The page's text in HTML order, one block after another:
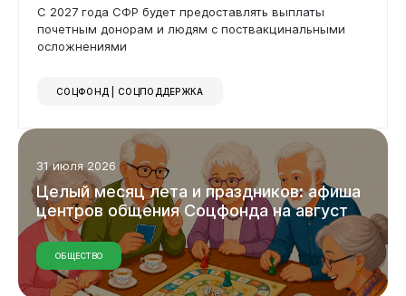
С 2027 года СФР будет предоставлять выплаты
почетным донорам и людям с поствакцинальными
осложнениями
СОЦФОНД | СОЦПОДДЕРЖКА
31 июля 2026
Целыймесяцлета и праздников:афиша
центров общенияСоцфонданаавгуст
ОБЩЕСТВО